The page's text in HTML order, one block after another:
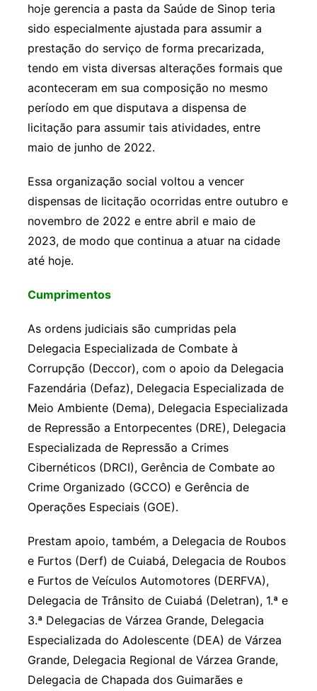
hoje gerencia a pasta da Saúde de Sinop teria
sido especialmente ajustada para assumir a
prestação do serviço de forma precarizada,
tendo em vista diversas alterações formais que
aconteceram em sua composição no mesmo
período em que disputava a dispensa de
licitação para assumir tais atividades, entre
maio de junho de 2022.
Essa organização social voltou a vencer
dispensas de licitação ocorridas entre outubro e
novembro de 2022 e entre abril e maio de
2023, de modo que continua a atuar na cidade
até hoje.
Cumprimentos
As ordens judiciais são cumpridas pela
Delegacia Especializada de Combate à
Corrupção (Deccor), com o apoio da Delegacia
Fazendária (Defaz), Delegacia Especializada de
Meio Ambiente (Dema), Delegacia Especializada
de Repressão a Entorpecentes (DRE), Delegacia
Especializada de Repressão a Crimes
Cibernéticos (DRCI), Gerência de Combate ao
Crime Organizado (GCCO) e Gerência de
Operações Especiais (GOE).
Prestam apoio, também, a Delegacia de Roubos
e Furtos (Derf) de Cuiabá, Delegacia de Roubos
e Furtos de Veículos Automotores (DERFVA),
Delegacia de Trânsito de Cuiabá (Deletran), 1.ª e
3.ª Delegacias de Várzea Grande, Delegacia
Especializada do Adolescente (DEA) de Várzea
Grande, Delegacia Regional de Várzea Grande,
Delegacia de Chapada dos Guimarães e